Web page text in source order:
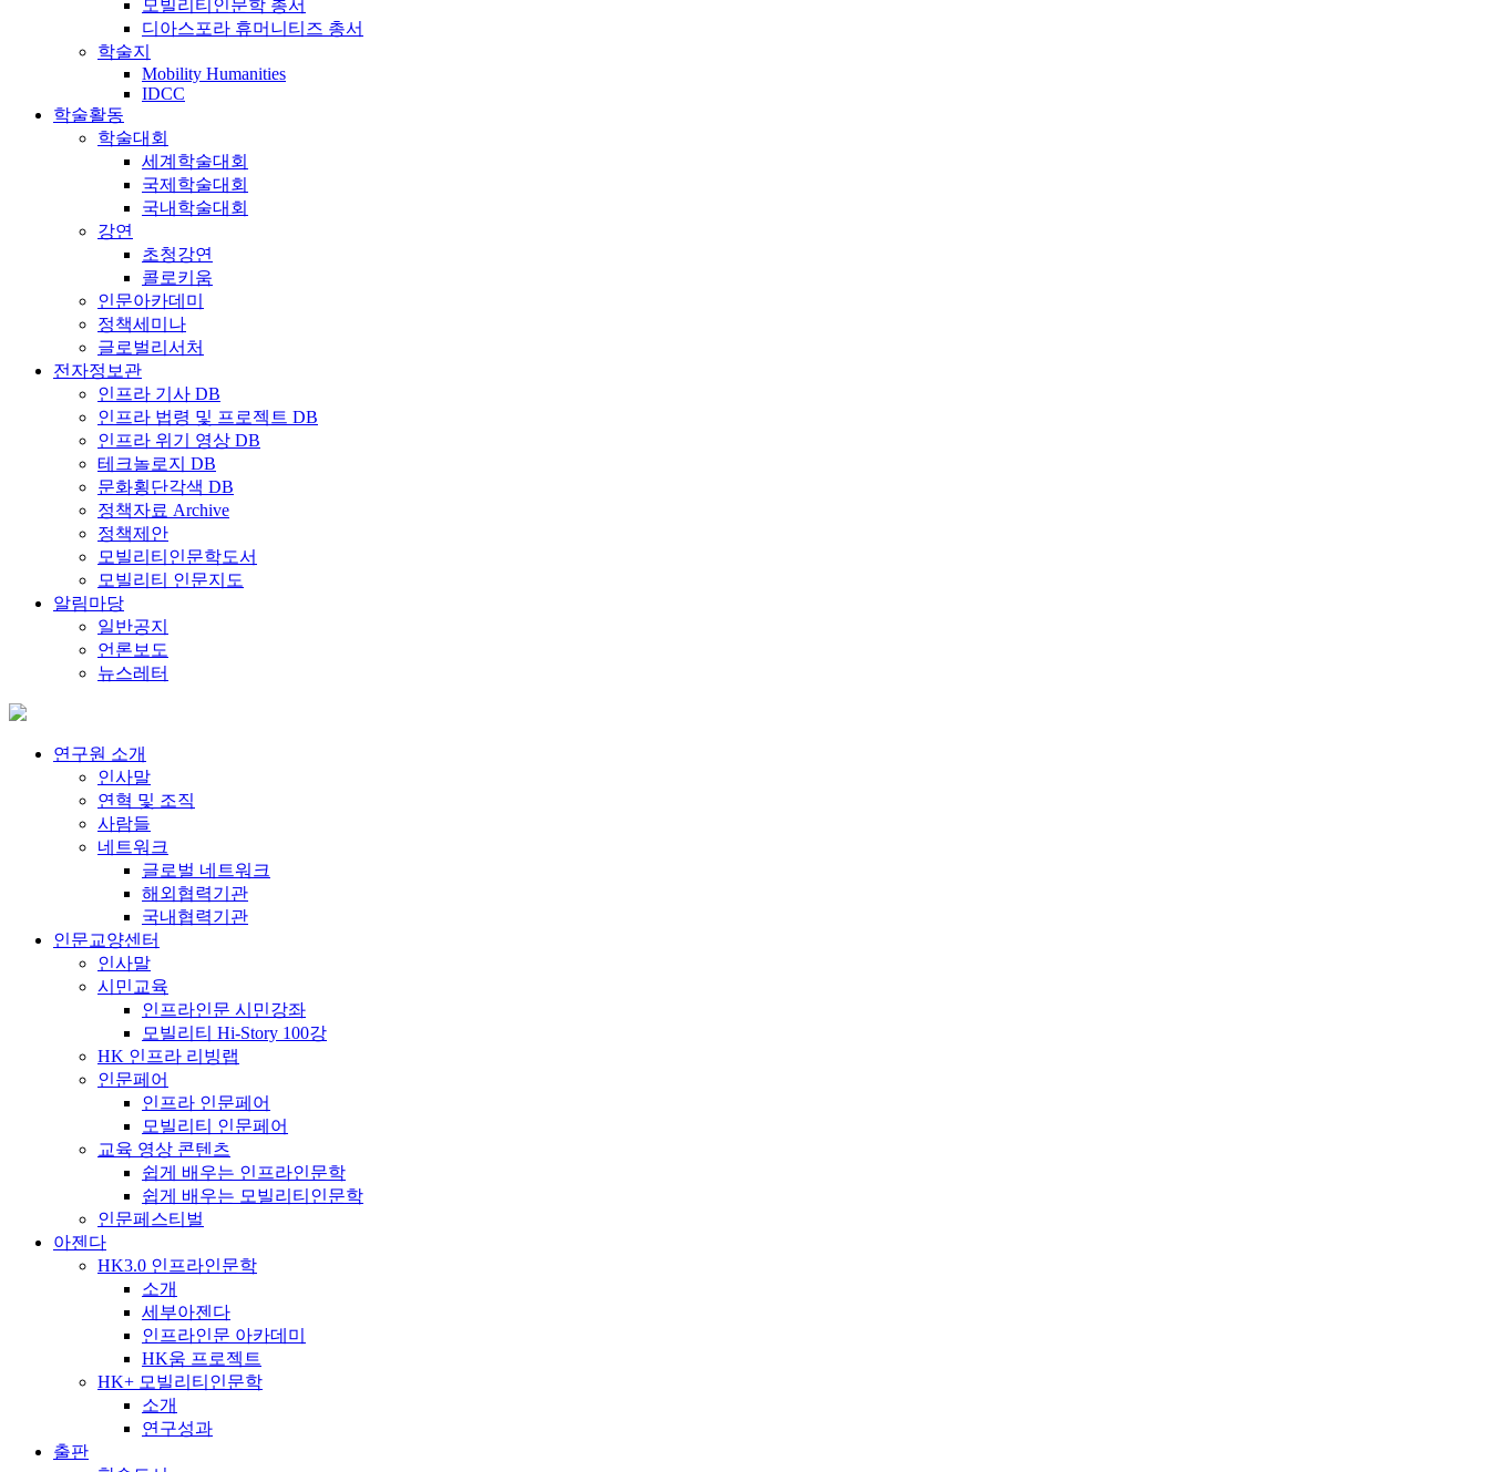
모빌리티인문학 총서
디아스포라 휴머니티즈 총서
학술지
Mobility Humanities
IDCC
학술활동
학술대회
세계학술대회
국제학술대회
국내학술대회
강연
초청강연
콜로키움
인문아카데미
정책세미나
글로벌리서처
전자정보관
인프라 기사 DB
인프라 법령 및 프로젝트 DB
인프라 위기 영상 DB
테크놀로지 DB
문화횡단각색 DB
정책자료 Archive
정책제안
모빌리티인문학도서
모빌리티 인문지도
알림마당
일반공지
언론보도
뉴스레터
연구원 소개
인사말
연혁 및 조직
사람들
네트워크
글로벌 네트워크
해외협력기관
국내협력기관
인문교양센터
인사말
시민교육
인프라인문 시민강좌
모빌리티 Hi-Story 100강
HK 인프라 리빙랩
인문페어
인프라 인문페어
모빌리티 인문페어
교육 영상 콘텐츠
쉽게 배우는 인프라인문학
쉽게 배우는 모빌리티인문학
인문페스티벌
아젠다
HK3.0 인프라인문학
소개
세부아젠다
인프라인문 아카데미
HK움 프로젝트
HK+ 모빌리티인문학
소개
연구성과
출판